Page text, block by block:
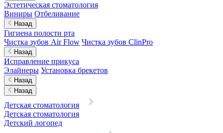
Эстетическая стоматология
Виниры Отбеливание
Назад
Гигиена полости рта
Чистка зубов Air Flow Чистка зубов ClinPro
Назад
Исправление прикуса
Элайнеры Установка брекетов
Назад
Назад
Детская стоматология
Детская стоматология
Детский логопед